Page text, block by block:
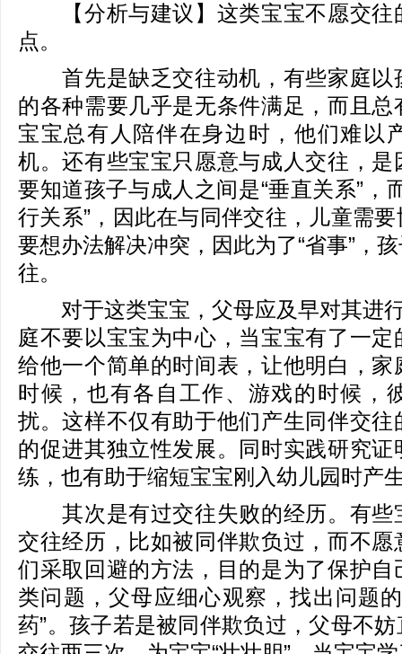
【分析与建议】这类宝宝不愿交往
点。
首先是缺乏交往动机，有些家庭以
的各种需要几乎是无条件满足，而且
宝宝总有人陪伴在身边时，他们难以
机。还有些宝宝只愿意与成人交往，
要知道孩子与成人之间是“垂直关系”，
行关系”，因此在与同伴交往，儿童需
要想办法解决冲突，因此为了“省事”，
往。
对于这类宝宝，父母应及早对其进行
庭不要以宝宝为中心，当宝宝有了一
给他一个简单的时间表，让他明白，
时候，也有各自工作、游戏的时候，
扰。这样不仅有助于他们产生同伴交
的促进其独立性发展。同时实践研究
练，也有助于缩短宝宝刚入幼儿园时产
其次是有过交往失败的经历。有些
交往经历，比如被同伴欺负过，而不
们采取回避的方法，目的是为了保护
类问题，父母应细心观察，找出问题
药”。孩子若是被同伴欺负过，父母不